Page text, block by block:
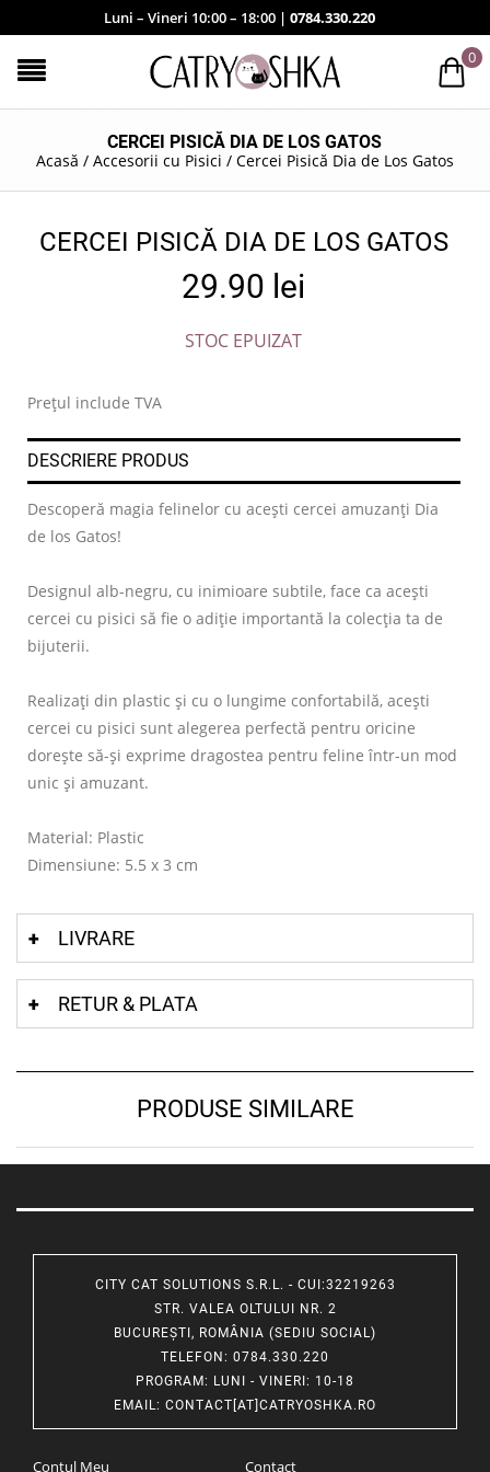
Luni – Vineri 10:00 – 18:00 | 0784.330.220
0
CERCEI PISICĂ DIA DE LOS GATOS
Acasă / Accesorii cu Pisici / Cercei Pisică Dia de Los Gatos
CERCEI PISICĂ DIA DE LOS GATOS
29.90 lei
STOC EPUIZAT
Prețul include TVA
DESCRIERE PRODUS
Descoperă magia felinelor cu acești cercei amuzanți Dia
de los Gatos!
Designul alb-negru, cu inimioare subtile, face ca acești
cercei cu pisici să fie o adiție importantă la colecția ta de
bijuterii.
Realizați din plastic și cu o lungime confortabilă, acești
cercei cu pisici sunt alegerea perfectă pentru oricine
dorește să-și exprime dragostea pentru feline într-un mod
unic și amuzant.
Material: Plastic
Dimensiune: 5.5 x 3 cm
LIVRARE
RETUR & PLATA
PRODUSE SIMILARE
CITY CAT SOLUTIONS S.R.L. - CUI:32219263
STR. VALEA OLTULUI NR. 2
BUCUREȘTI, ROMÂNIA (SEDIU SOCIAL)
TELEFON : 0784.330.220
PROGRAM: LUNI - VINERI: 10-18
EMAIL: CONTACT[AT]CATRYOSHKA.RO
Contul Meu Contact